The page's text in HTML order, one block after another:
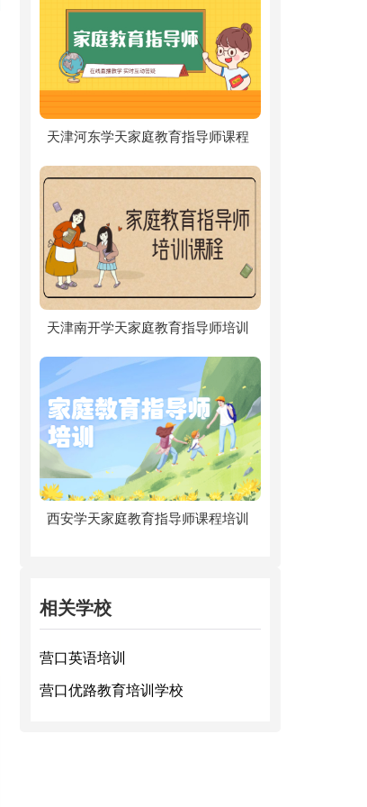
天津河东学天家庭教育指导师课程
天津南开学天家庭教育指导师培训
西安学天家庭教育指导师课程培训
相关学校
营口英语培训
营口优路教育培训学校